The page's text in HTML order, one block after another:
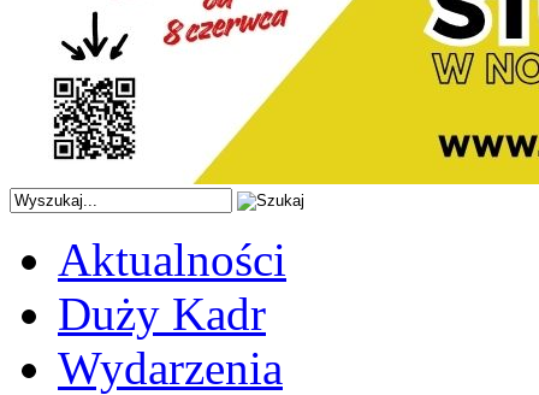
Aktualności
Duży Kadr
Wydarzenia